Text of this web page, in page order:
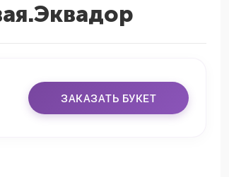
ЗАКАЗАТЬ БУКЕТ